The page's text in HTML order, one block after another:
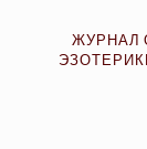
ЖУРНАЛ